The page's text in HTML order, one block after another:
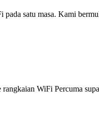
satu masa. Kami
WiFi Percuma